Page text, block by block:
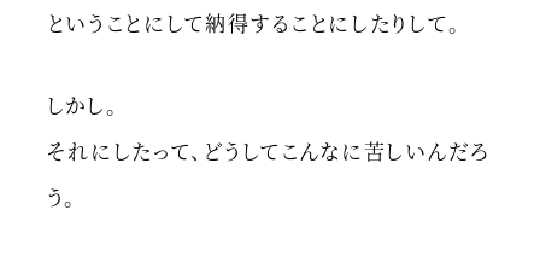
ということにして納得することにしたりして。
しかし。
それにしたって、どうしてこんなに苦しいんだろ
う。